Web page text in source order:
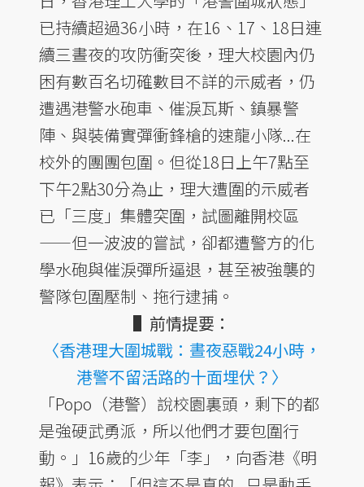
已持續超過36小時，在16、17、18日連
續三晝夜的攻防衝突後，理大校園內仍
困有數百名切確數目不詳的示威者，仍
遭遇港警水砲車、催淚瓦斯、鎮暴警
陣、與裝備實彈衝鋒槍的速龍小隊...在
校外的團團包圍。但從18日上午7點至
下午2點30分為止，理大遭圍的示威者
已「三度」集體突圍，試圖離開校區
——但一波波的嘗試，卻都遭警方的化
學水砲與催淚彈所逼退，甚至被強襲的
警隊包圍壓制、拖行逮捕。
▌前情提要：
〈香港理大圍城戰：晝夜惡戰24小時，
港警不留活路的十面埋伏？〉
「Popo（港警）說校園裏頭，剩下的都
是強硬武勇派，所以他們才要包圍行
動。」16歲的少年「李」，向香港《明